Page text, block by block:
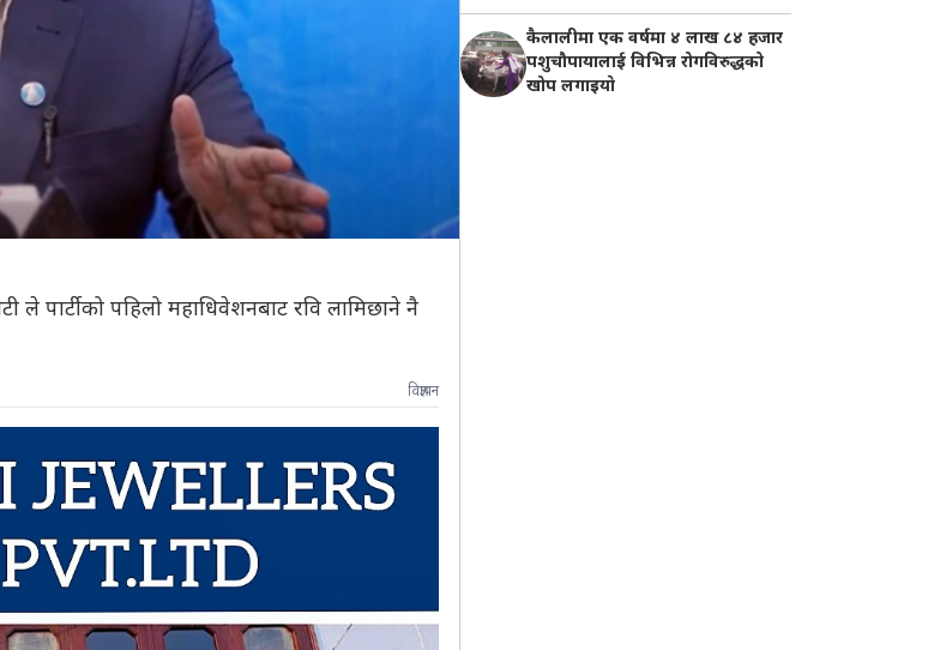
ले पार्टीको पहिलो महाधिवेशनबाट रवि लामिछाने नै
विज्ञापन
कैलालीमा एक वर्षमा ४ लाख ८४ हजार
पशुचौपायालाई विभिन्न रोगविरुद्धको
खोप लगाइयाे